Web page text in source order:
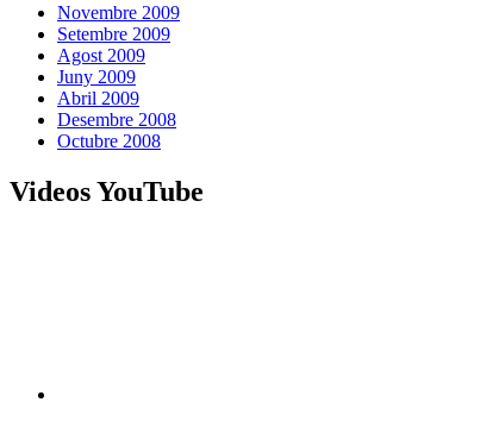
Novembre 2009
Setembre 2009
Agost 2009
Juny 2009
Abril 2009
Desembre 2008
Octubre 2008
Videos YouTube